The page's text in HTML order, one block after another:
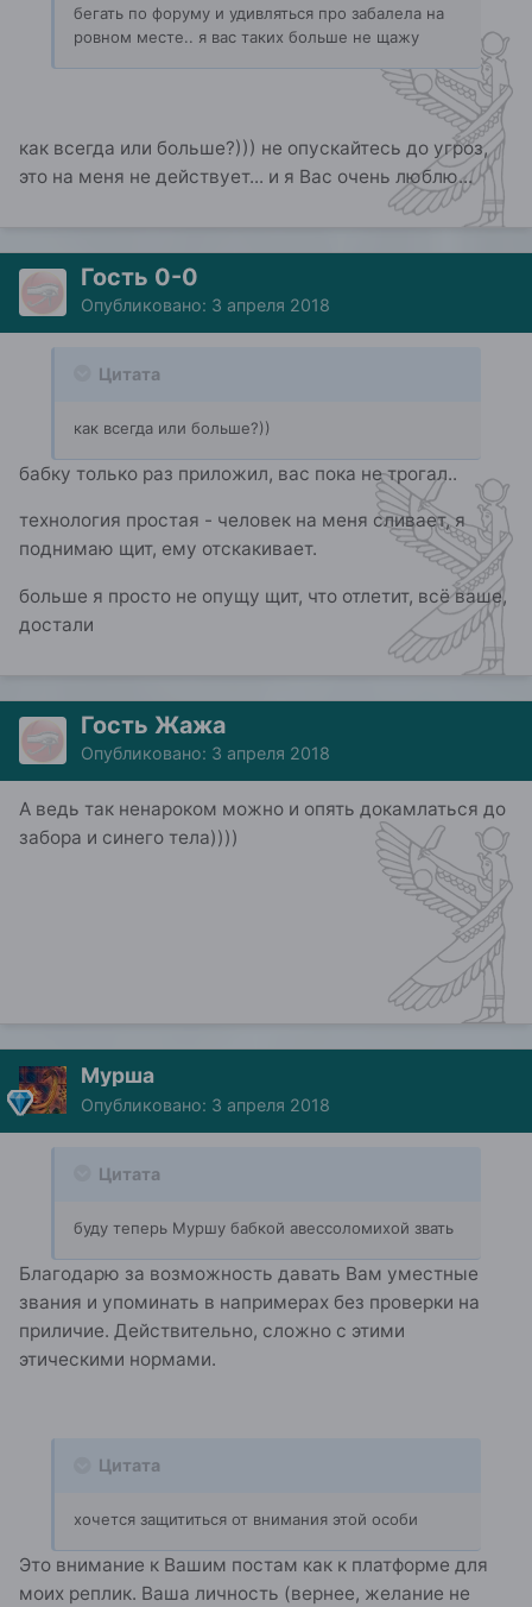
бегать по форуму и удивляться про забалела на
ровном месте.. я вас таких больше не щажу
как всегда или больше?))) не опускайтесь до угроз,
это на меня не действует... и я Вас очень люблю...
Гость 0-0
Опубликовано: 3 апреля 2018
Цитата
как всегда или больше?))
бабку только раз приложил, вас пока не трогал..
технология простая - человек на меня сливает, я
поднимаю щит, ему отскакивает.
больше я просто не опущу щит, что отлетит, всё ваше,
достали
Гость Жажа
Опубликовано: 3 апреля 2018
А ведь так ненароком можно и опять докамлаться до
забора и синего тела))))
Мурша
Опубликовано: 3 апреля 2018
Цитата
буду теперь Муршу бабкой авессоломихой звать
Благодарю за возможность давать Вам уместные
звания и упоминать в напримерах без проверки на
приличие. Действительно, сложно с этими
этическими нормами.
Цитата
хочется защититься от внимания этой особи
Это внимание к Вашим постам как к платформе для
моих реплик. Ваша личность (вернее, желание не